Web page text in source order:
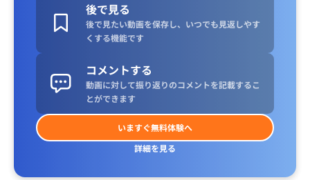
後で見る
後で見たい動画を保存し、いつでも見返しやす
くする機能です
コメントする
動画に対して振り返りのコメントを記載するこ
とができます
いますぐ無料体験へ
詳細を見る